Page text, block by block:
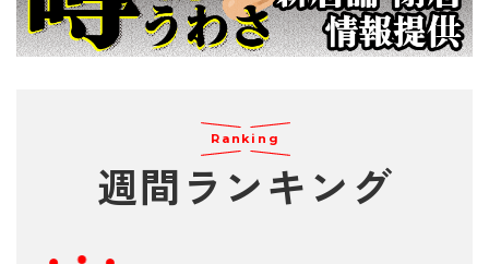
Ranking
週間 ランキング